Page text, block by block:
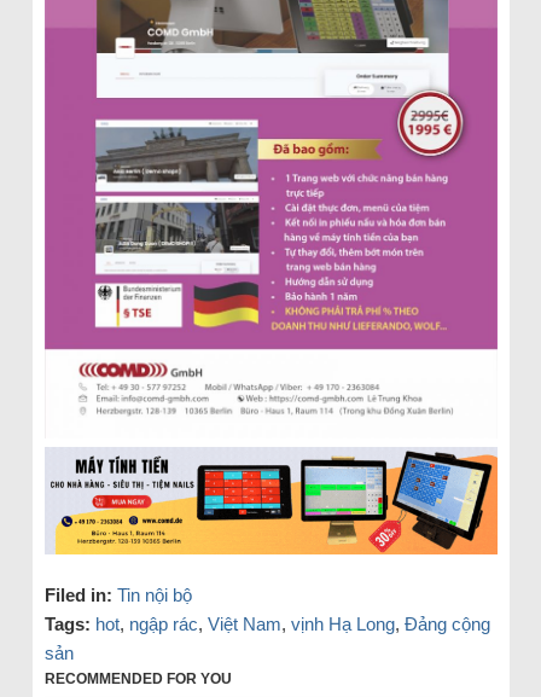
Filed in: Tin nội bộ
Tags: hot, ngập rác, Việt Nam, vịnh Hạ Long, Đảng cộng
sản
RECOMMENDED FOR YOU